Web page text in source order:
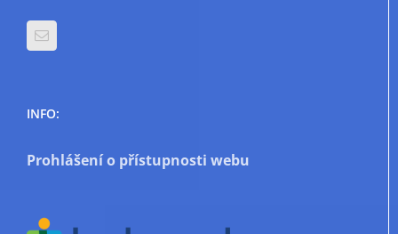
INFO:
Prohlášení o přístupnosti webu